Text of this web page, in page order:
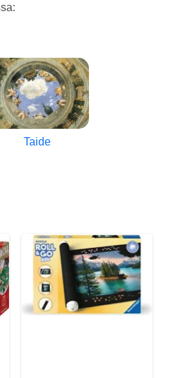
Taide